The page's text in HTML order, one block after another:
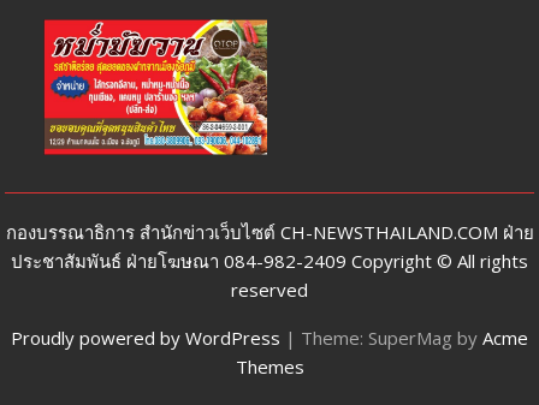
กองบรรณาธิการ สำนักข่าวเว็บไซต์ CH-NEWSTHAILAND.COM ฝ่าย
ประชาสัมพันธ์ ฝ่ายโฆษณา 084-982-2409 Copyright © All rights
reserved
Proudly powered by WordPress | Theme: SuperMag by Acme
Themes